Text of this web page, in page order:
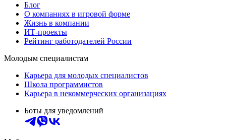
Блог
О компаниях в игровой форме
Жизнь в компании
ИТ-проекты
Рейтинг работодателей России
Молодым специалистам
Карьера для молодых специалистов
Школа программистов
Карьера в некоммерческих организациях
Боты для уведомлений